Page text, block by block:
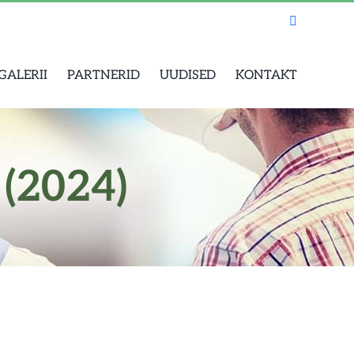
PARTNERID UUDISED KONTAKT